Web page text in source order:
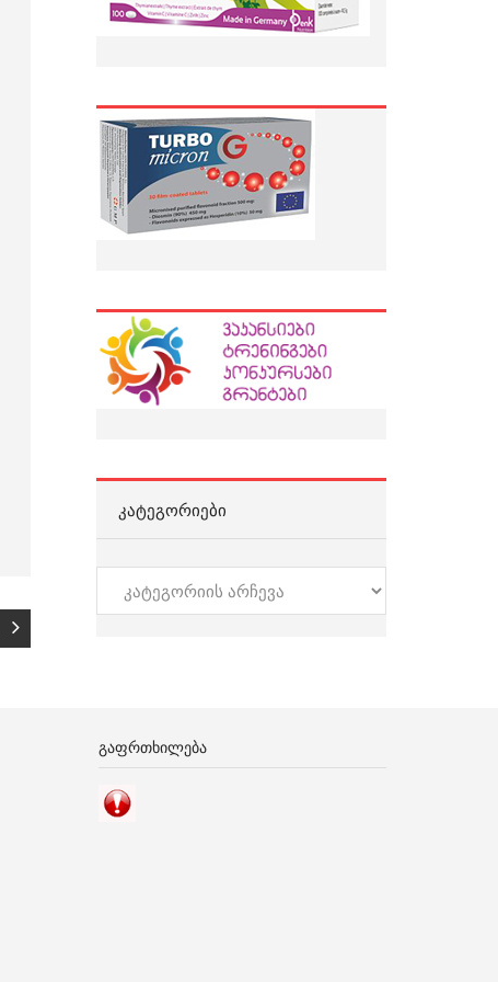
ᲙᲐᲢᲔᲒᲝᲠᲘᲔᲑᲘ
კატეგორიები
ᲒᲐᲤᲠᲗᲮᲘᲚᲔᲑᲐ